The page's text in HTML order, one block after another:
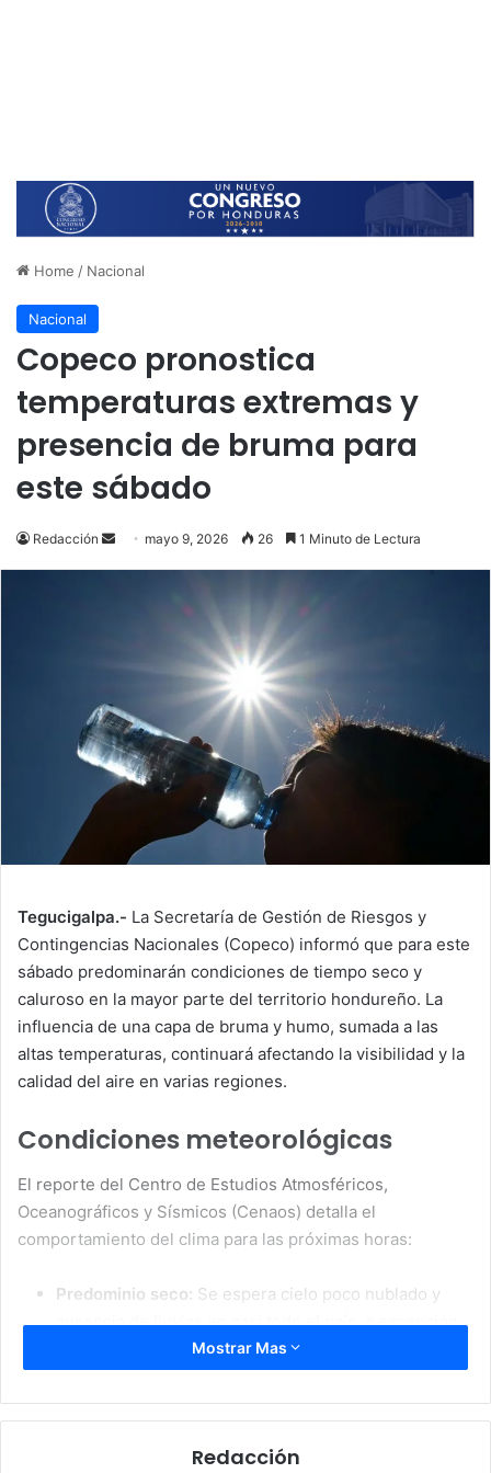
Home / Nacional
Nacional
Copeco pronostica
temperaturas extremas y
presencia de bruma para
este sábado
Redacción
Send mayo 9, 2026 26 1 Minuto de Lectura
Tegucigalpa.- La Secretaría de Gestión de Riesgos y
Contingencias Nacionales (Copeco) informó que para este
sábado predominarán condiciones de tiempo seco y
caluroso en la mayor parte del territorio hondureño. La
influencia de una capa de bruma y humo, sumada a las
altas temperaturas, continuará afectando la visibilidad y la
calidad del aire en varias regiones.
Condiciones meteorológicas
El reporte del Centro de Estudios Atmosféricos,
Oceanográficos y Sísmicos (Cenaos) detalla el
comportamiento del clima para las próximas horas:
Predominio seco: Se espera cielo poco nublado y
ausencia de lluvias en casi todo el país, a excepción
de algunas áreas montañosas donde podrían
registrarse precipitaciones débiles y aisladas.
Presencia de bruma:Se mantiene una densa capa de
incendios forestales y la estabilidad atmosférica, lo
Mostrar Mas
Redacción